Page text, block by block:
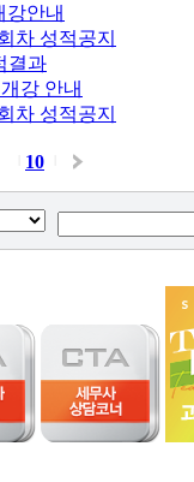
강안내
차 성적공지
결과
강 안내
차 성적공지
10